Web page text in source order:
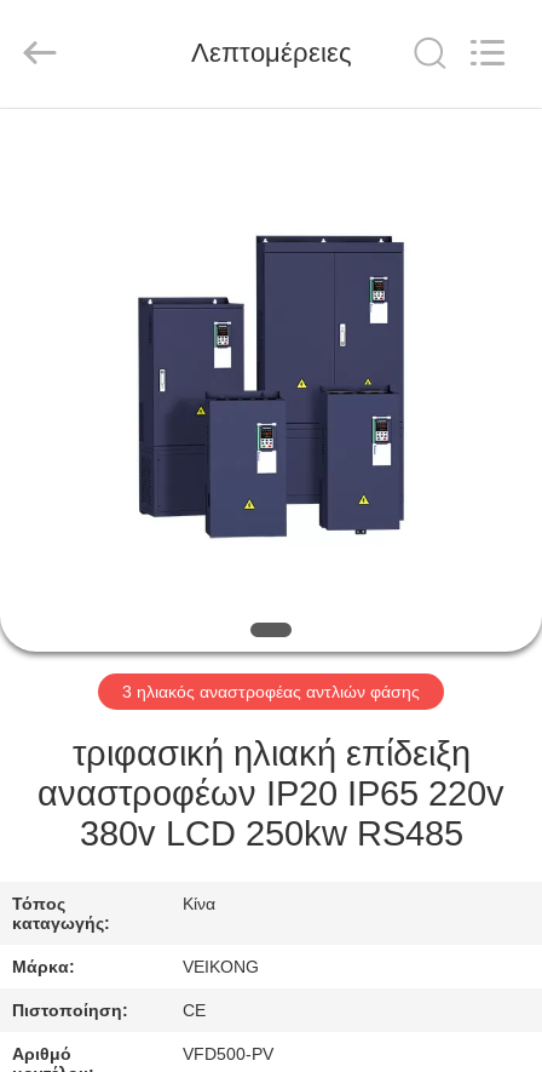
ΕΡΓΟΣΤΆΣΙΟ
ΠΟΙΟΤΙΚΌΣ
ΈΛΕΓΧΟΣ
ΕΠΙΚΟΙΝΩΝΉΣΤΕ
ΜΑΖΊ
ΖΗΤΉΣΤΕ
ΈΝΑ
ΑΠΌΣΠΑΣΜΑ
Co.,
Reserved.
Λεπτομέρειες
3 ηλιακός αναστροφέας αντλιών φάσης
τριφασική ηλιακή επίδειξη
αναστροφέων IP20 IP65 220v
380v LCD 250kw RS485
Τόπος
καταγωγής:
Κίνα
Μάρκα: VEIKONG
Πιστοποίηση: CE
Αριθμό
VFD500-PV